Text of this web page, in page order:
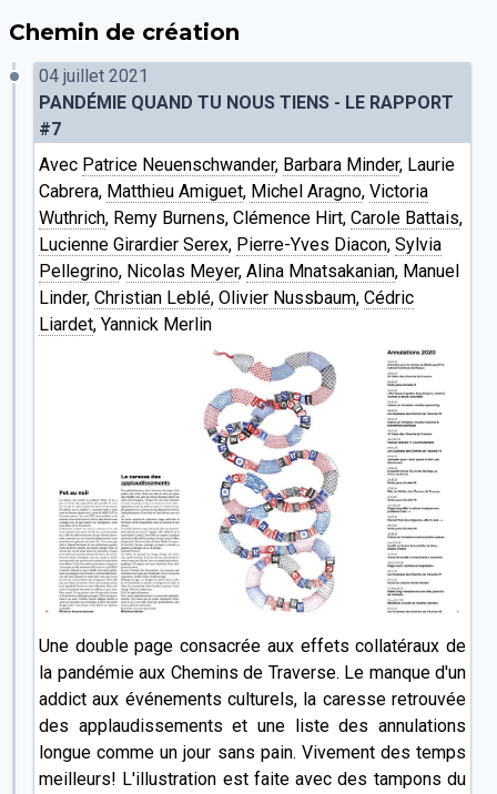
Chemin de création
04 juillet 2021
PANDÉMIE QUAND TU NOUS TIENS - LE RAPPORT
#7
Avec Patrice Neuenschwander, Barbara Minder, Laurie
Cabrera, Matthieu Amiguet, Michel Aragno, Victoria
Wuthrich, Remy Burnens, Clémence Hirt, Carole Battais,
Lucienne Girardier Serex, Pierre-Yves Diacon, Sylvia
Pellegrino, Nicolas Meyer, Alina Mnatsakanian, Manuel
Linder, Christian Leblé, Olivier Nussbaum, Cédric
Liardet, Yannick Merlin
Une double page consacrée aux effets collatéraux de
la pandémie aux Chemins de Traverse. Le manque d'un
addict aux événements culturels, la caresse retrouvée
des applaudissements et une liste des annulations
longue comme un jour sans pain. Vivement des temps
meilleurs! L'illustration est faite avec des tampons du